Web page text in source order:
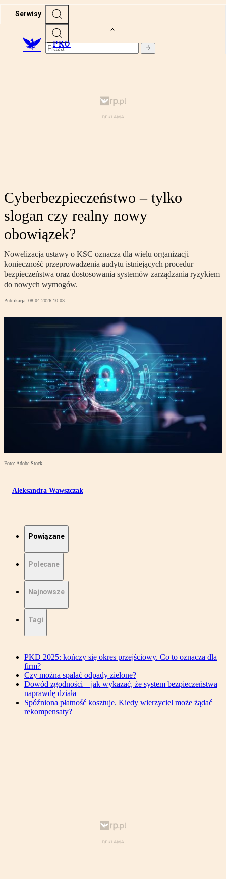
Serwisy
PRO
Cyberbezpieczeństwo – tylko
slogan czy realny nowy
obowiązek?
Nowelizacja ustawy o KSC oznacza dla wielu organizacji
konieczność przeprowadzenia audytu istniejących procedur
bezpieczeństwa oraz dostosowania systemów zarządzania ryzykiem
do nowych wymogów.
Publikacja: 08.04.2026 10:03
Foto: Adobe Stock
Aleksandra Wawszczak
Powiązane
Polecane
Najnowsze
Tagi
PKD 2025: kończy się okres przejściowy. Co to oznacza dla
firm?
Czy można spalać odpady zielone?
Dowód zgodności – jak wykazać, że system bezpieczeństwa
naprawdę działa
Spóźniona płatność kosztuje. Kiedy wierzyciel może żądać
rekompensaty?